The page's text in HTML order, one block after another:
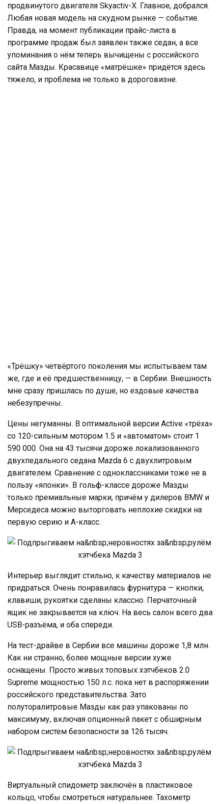
продвинутого двигателя Skyactiv-X. Главное, добрался.
Любая новая модель на скудном рынке — событие.
Правда, на момент публикации прайс-листа в
программе продаж был заявлен также седан, а все
упоминания о нём теперь вычищены с российского
сайта Мазды. Красавице «матрёшке» придётся здесь
тяжело, и проблема не только в дороговизне.
«Трёшку» четвёртого поколения мы испытываем там
же, где и её предшественницу, — в Сербии. Внешность
мне сразу пришлась по душе, но ездовые качества
небезупречны.
Цены негуманны. В оптимальной версии Active «трёха»
со 120-сильным мотором 1.5 и «автоматом» стоит 1
590 000. Она на 43 тысячи дороже локализованного
двухпедального седана Mazda 6 с двухлитровым
двигателем. Сравнение с одноклассниками тоже не в
пользу «японки». В гольф-классе дороже Мазды
только премиальные марки, причём у дилеров BMW и
Мерседеса можно выторговать неплохие скидки на
первую серию и А-класс.
Интерьер выглядит стильно, к качеству материалов не
придраться. Очень понравилась фурнитура — кнопки,
клавиши, рукоятки сделаны классно. Перчаточный
ящик не закрывается на ключ. На весь салон всего два
USB-разъёма, и оба спереди.
На тест-драйве в Сербии все машины дороже 1,8 млн.
Как ни странно, более мощные версии хуже
оснащены. Просто живых топовых хэтчбеков 2.0
Supreme мощностью 150 л.с. пока нет в распоряжении
российского представительства. Зато
полуторалитровые Мазды как раз упакованы по
максимуму, включая опционный пакет с обширным
набором систем безопасности за 126 тысяч.
Виртуальный спидометр заключён в пластиковое
кольцо, чтобы смотреться натуральнее. Тахометр